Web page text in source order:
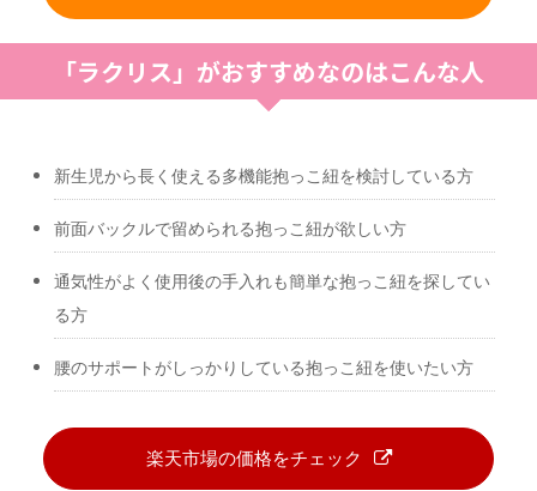
「ラクリス」がおすすめなのはこんな人
新生児から長く使える多機能抱っこ紐を検討している方
前面バックルで留められる抱っこ紐が欲しい方
通気性がよく使用後の手入れも簡単な抱っこ紐を探してい
る方
腰のサポートがしっかりしている抱っこ紐を使いたい方
楽天市場の価格をチェック